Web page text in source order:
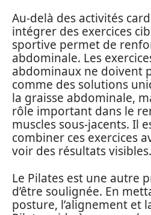
Au-delà des activités
intégrer des exercices
sportive permet de
abdominale. Les
abdominaux ne doivent
comme des solutions
la graisse abdominale,
rôle important dans le
muscles sous-jacents. Il
combiner ces exercices
voir des résultats visibles.
Le Pilates est une autre
d’être soulignée. En
posture, l’alignement et